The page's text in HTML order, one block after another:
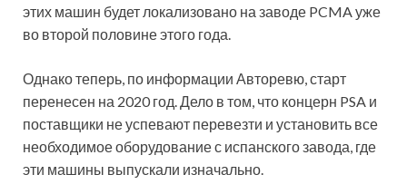
этих машин будет локализовано на заводе PCMA уже
во второй половине этого года.
Однако теперь, по информации Авторевю, старт
перенесен на 2020 год. Дело в том, что концерн PSA и
поставщики не успевают перевезти и установить все
необходимое оборудование с испанского завода, где
эти машины выпускали изначально.